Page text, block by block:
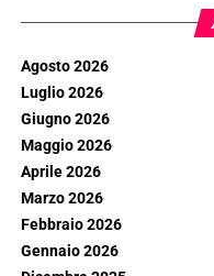
Agosto 2026
Luglio 2026
Giugno 2026
Maggio 2026
Aprile 2026
Marzo 2026
Febbraio 2026
Gennaio 2026